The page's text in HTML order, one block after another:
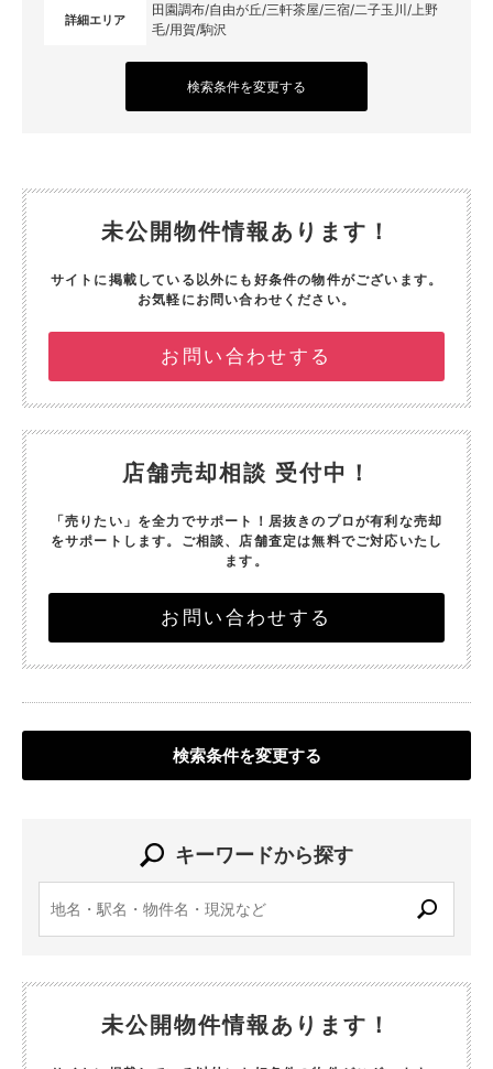
詳細エリア
田園調布/自由が丘/三軒茶屋/三宿/二子玉川/上野
毛/用賀/駒沢
検索条件を変更する
未公開物件情報あります！
サイトに掲載している以外にも好条件の物件がございます。
お気軽にお問い合わせください。
お問い合わせする
店舗売却相談 受付中！
「売りたい」を全力でサポート！ 居抜きのプロが有利な売却
をサポートします。 ご相談、店舗査定は無料でご対応いたし
ます。
お問い合わせする
検索条件を変更する
キーワードから探す
未公開物件情報あります！